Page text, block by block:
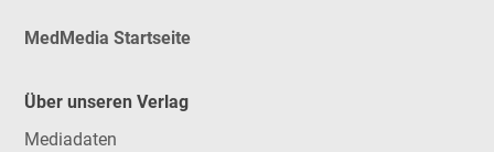
MedMedia Startseite
Über unseren Verlag
Mediadaten